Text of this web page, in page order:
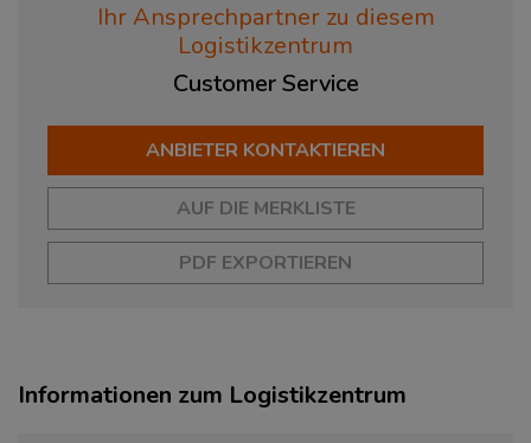
Ihr Ansprechpartner zu diesem
Logistikzentrum
Customer Service
ANBIETER KONTAKTIEREN
AUF DIE MERKLISTE
PDF EXPORTIEREN
Informationen zum Logistikzentrum